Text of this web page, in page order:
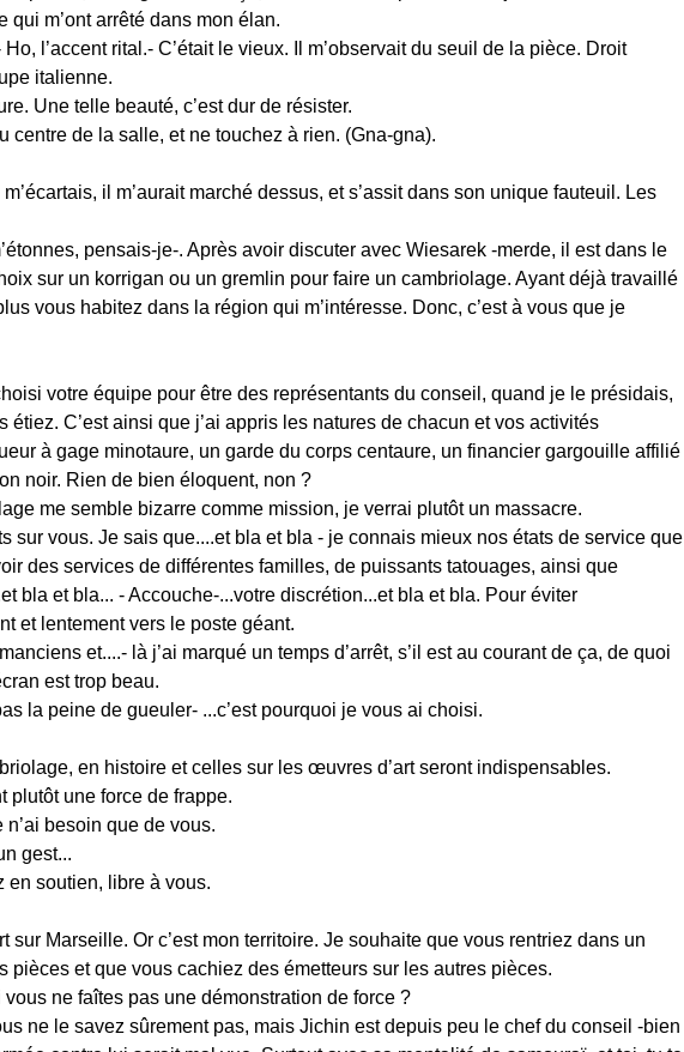
m’ont arrêté dans mon élan.
l’accent rital.- C’était le vieux. Il m’observait du seuil de la pièce. Droit
italienne.
Une telle beauté, c’est dur de résister.
centre de la salle, et ne touchez à rien. (Gna-gna).
il m’aurait marché dessus, et s’assit dans son unique fauteuil. Les
pensais-je-. Après avoir discuter avec Wiesarek -merde, il est dans le
sur un korrigan ou un gremlin pour faire un cambriolage. Ayant déjà travaillé
vous habitez dans la région qui m’intéresse. Donc, c’est à vous que je
votre équipe pour être des représentants du conseil, quand je le présidais,
étiez. C’est ainsi que j’ai appris les natures de chacun et vos activités
à gage minotaure, un garde du corps centaure, un financier gargouille affilié
noir. Rien de bien éloquent, non ?
me semble bizarre comme mission, je verrai plutôt un massacre.
sur vous. Je sais que....et bla et bla - je connais mieux nos états de service que
des services de différentes familles, de puissants tatouages, ainsi que
bla et bla... - Accouche-...votre discrétion...et bla et bla. Pour éviter
et lentement vers le poste géant.
et....- là j’ai marqué un temps d’arrêt, s’il est au courant de ça, de quoi
est trop beau.
la peine de gueuler- ...c’est pourquoi je vous ai choisi.
en histoire et celles sur les œuvres d’art seront indispensables.
plutôt une force de frappe.
n’ai besoin que de vous.
gest...
en soutien, libre à vous.
sur Marseille. Or c’est mon territoire. Je souhaite que vous rentriez dans un
et que vous cachiez des émetteurs sur les autres pièces.
ne faîtes pas une démonstration de force ?
ne le savez sûrement pas, mais Jichin est depuis peu le chef du conseil -bien